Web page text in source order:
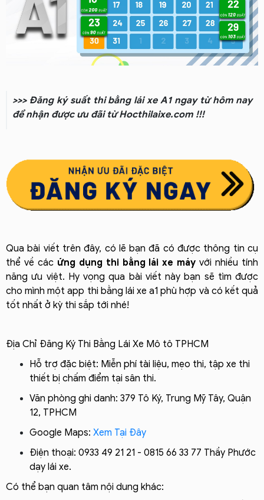
>>> Đăng ký suất thi bằng lái xe A1 ngay từ hôm nay
để nhận được ưu đãi từ Hocthilaixe.com !!!
Qua bài viết trên đây, có lẽ bạn đã có được thông tin cụ
thể về các ứng dụng thi bằng lái xe máy với nhiều tính
năng ưu việt. Hy vọng qua bài viết này bạn sẽ tìm được
cho mình một app thi bằng lái xe a1 phù hợp và có kết quả
tốt nhất ở kỳ thi sắp tới nhé!
Địa Chỉ Đăng Ký Thi Bằng Lái Xe Mô tô TPHCM
Hỗ trợ đặc biệt: Miễn phí tài liệu, mẹo thi, tập xe thi
thiết bị chấm điểm tại sân thi.
Văn phòng ghi danh: 379 Tô Ký, Trung Mỹ Tây, Quận
12, TPHCM
Google Maps: Xem Tại Đây
Điện thoại: 0933 49 21 21 - 0815 66 33 77 Thầy Phước
dạy lái xe.
Có thể bạn quan tâm nội dung khác: